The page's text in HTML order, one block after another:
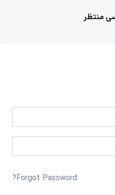
منتظر
Forgot Password?